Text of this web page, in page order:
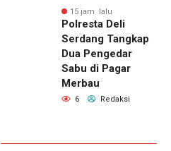
15 jam lalu
Polresta Deli
Serdang Tangkap
Dua Pengedar
Sabu di Pagar
Merbau
6 Redaksi